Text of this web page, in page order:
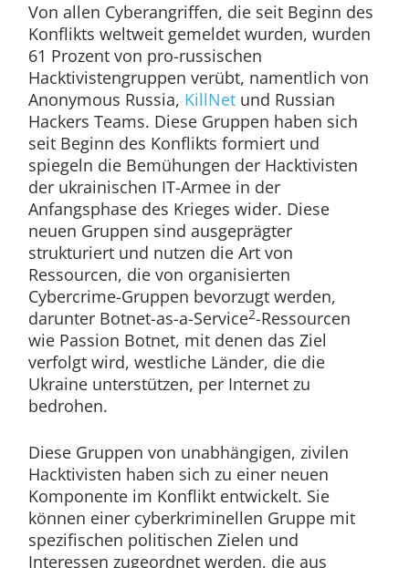
Von allen Cyberangriffen, die seit Beginn des
Konflikts weltweit gemeldet wurden, wurden
61 Prozent von pro-russischen
Hacktivistengruppen verübt, namentlich von
Anonymous Russia, KillNetund Russian
Hackers Teams. Diese Gruppen haben sich
seit Beginn des Konflikts formiert und
spiegeln die Bemühungen der Hacktivisten
der ukrainischen IT-Armee in der
Anfangsphase des Krieges wider. Diese
neuen Gruppen sind ausgeprägter
strukturiert und nutzen die Art von
Ressourcen, die von organisierten
Cybercrime-Gruppen bevorzugt werden,
darunter Botnet-as-a-Service2-Ressourcen
wie Passion Botnet, mit denen das Ziel
verfolgt wird, westliche Länder, die die
Ukraine unterstützen, per Internet zu
bedrohen.
Diese Gruppen von unabhängigen, zivilen
Hacktivisten haben sich zu einer neuen
Komponente im Konflikt entwickelt. Sie
können einer cyberkriminellen Gruppe mit
spezifischen politischen Zielen und
Interessen zugeordnet werden, die aus